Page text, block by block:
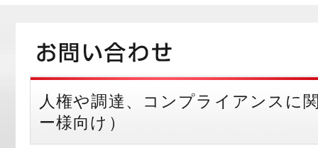
人権や調達、コンプライアンスに
ー様向け）